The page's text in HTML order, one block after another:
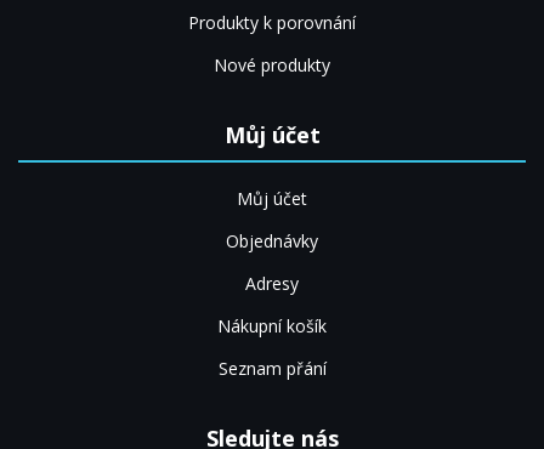
Produkty k porovnání
Nové produkty
Můj účet
Můj účet
Objednávky
Adresy
Nákupní košík
Seznam přání
Sledujte nás